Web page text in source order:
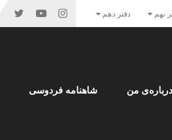
نهم دفتر دهم
درباره‌ی من شاهنامه فردوسی